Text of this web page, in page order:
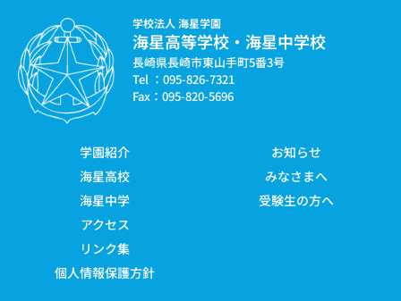
学校法人 海星学園
海星高等学校・海星中学校
長崎県長崎市東山手町5番3号
Tel ：095-826-7321
Fax：095-820-5696
学園紹介
海星高校
海星中学
アクセス
リンク集
個人情報保護方針
お知らせ
みなさまへ
受験生の方へ